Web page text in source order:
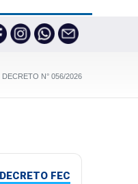
DECRETO N° 056/2026
FEC